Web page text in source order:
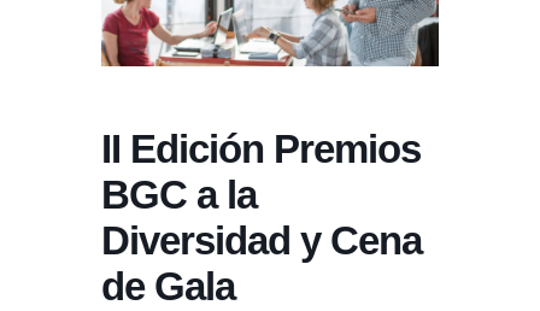
II Edición Premios
BGC a la
Diversidad y Cena
de Gala